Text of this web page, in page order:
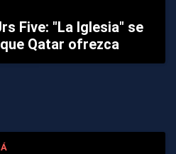
Five: "La Iglesia" se
Qatar ofrezca